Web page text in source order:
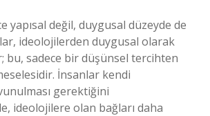
yapısal değil, duygusal düzeyde de
ideolojilerden duygusal olarak
bu, sadece bir düşünsel tercihten
İnsanlar kendi
gerektiğini
ideolojilere olan bağları daha